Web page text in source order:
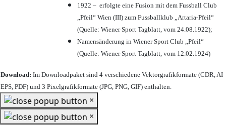
1922 – erfolgte eine Fusion mit dem Fussball Club
„Pfeil“ Wien (III) zum Fussballklub „Artaria-Pfeil“
(Quelle: Wiener Sport Tagblatt, vom 24.08.1922);
Namensänderung in Wiener Sport Club „Pfeil“
(Quelle: Wiener Sport Tagblatt, vom 12.02.1924)
Download: Im Downloadpaket sind 4 verschiedene Vektorgrafikformate (CDR, AI
EPS, PDF) und 3 Pixelgrafikformate (JPG, PNG, GIF) enthalten.
×
×